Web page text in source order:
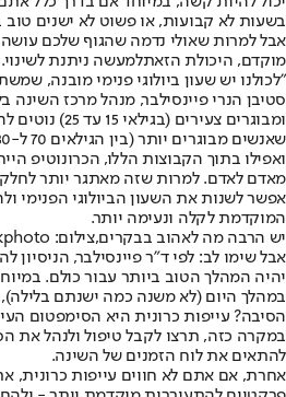
בשעות לא קבועות, או פשוט לא ישנים טוב
אבל למרות שאולי נדמה שהגוף שלכם
מוקדם, היכולת הזאתלמעשה ניתנת לשינוי.
"לכולנו יש שעון ביולוגי פנימי מובנה,
סטיבן הנרי פיינסילבר, מנהל מרכז השינה
ומבוגרים צעירים
ואפילו בתוך הקבוצות הללו, הכרונוטיפ
מאדם לאדם. למרות שזה מאתגר יותר
אפשר לשנות את השעון הביולוגי הפנימי
המוקדמת לקלה ונעימה יותר.
יש הרבה מה לאהוב בבקרים,צילום: istockphoto
אבל שימו לב: לפי ד"ר פיינסילבר, הניסיון
יהיה המהלך הטוב ביותר עבור כולם.
במהלך היום (לא משנה כמה ישנתם בלילה),
הסיבה? עייפות כרונית היא הסימפטום
במקרה כזה, תרצו לקבל טיפול ולנהל את
להתאים את לוח הזמנים של השינה.
אחרת, אם אתם לא חווים עייפות כרונית,